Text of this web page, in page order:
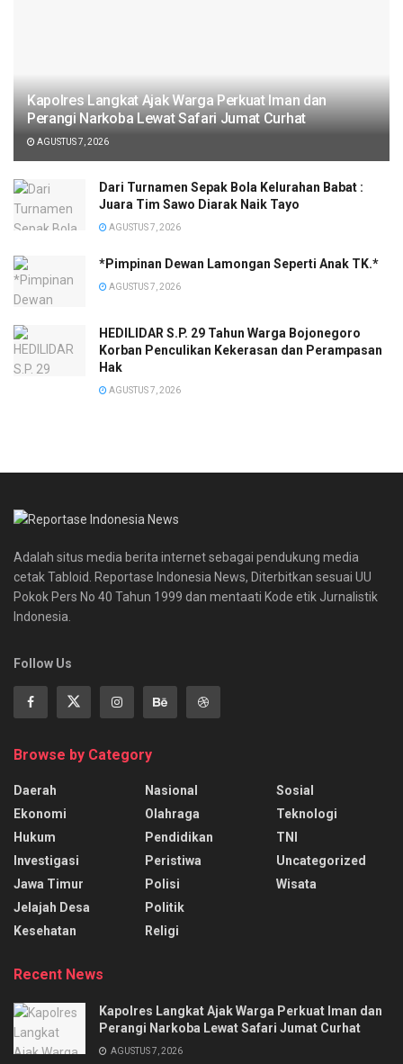
Kapolres Langkat Ajak Warga Perkuat Iman dan
Perangi Narkoba Lewat Safari Jumat Curhat
AGUSTUS 7, 2026
Dari Turnamen Sepak Bola Kelurahan Babat :
Juara Tim Sawo Diarak Naik Tayo
AGUSTUS 7, 2026
*Pimpinan Dewan Lamongan Seperti Anak TK.*
AGUSTUS 7, 2026
HEDILIDAR S.P. 29 Tahun Warga Bojonegoro
Korban Penculikan Kekerasan dan Perampasan
Hak
AGUSTUS 7, 2026
Adalah situs media berita internet sebagai pendukung media
cetak Tabloid. Reportase Indonesia News, Diterbitkan sesuai UU
Pokok Pers No 40 Tahun 1999 dan mentaati Kode etik Jurnalistik
Indonesia.
Follow Us
Browse by Category
Daerah
Ekonomi
Hukum
Investigasi
Jawa Timur
Jelajah Desa
Kesehatan
Nasional
Olahraga
Pendidikan
Peristiwa
Polisi
Politik
Religi
Sosial
Teknologi
TNI
Uncategorized
Wisata
Recent News
Kapolres Langkat Ajak Warga Perkuat Iman dan
Perangi Narkoba Lewat Safari Jumat Curhat
AGUSTUS 7, 2026